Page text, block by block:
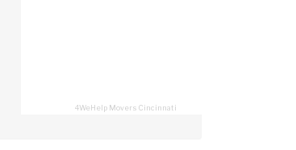
4WeHelp Movers Cincinnati